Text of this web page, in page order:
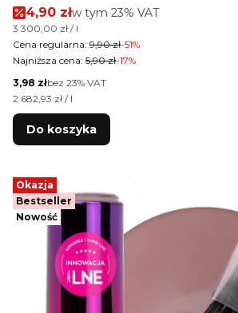
Cena promocyjna brutto
4,90 złw tym %s VAT
w tym 23% VAT
Cena jednostkowa brutto
3 300,00 zł / l
Cena regularna: 9,90 zł-51%
Najniższa cena: 5,90 zł-17%
Cena netto
3,98 złbez 23% VAT
Cena jednostkowa netto
2 682,93 zł / l
Do koszyka
Okazja
Bestseller
Nowość